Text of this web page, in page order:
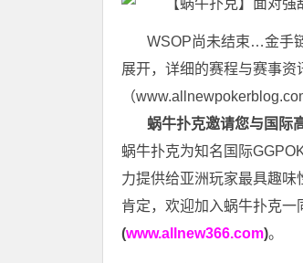
WSOP尚未结束…金手链
展开，详细的赛程与赛事
（
蜗牛扑克邀请您与国际
蜗牛扑克为知名国际
力提供给亚洲玩家最具趣
肯定，欢迎加入蜗牛扑克一
(www.allnew366.com)。